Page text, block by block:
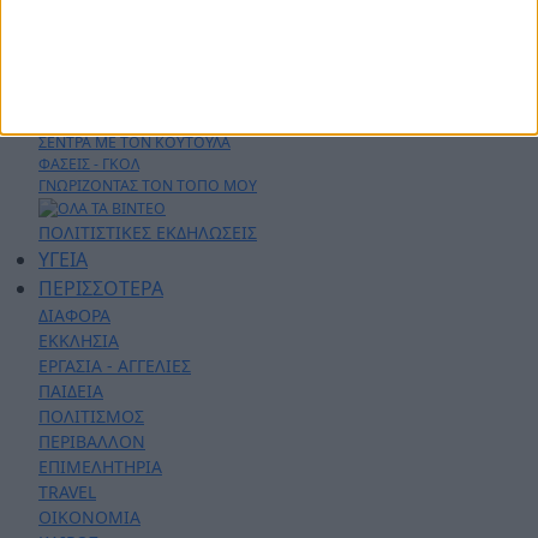
ΣΕΝΤΡΑ ΜΕ ΤΟΝ ΚΟΥΤΟΥΛΑ
ΦΑΣΕΙΣ - ΓΚΟΛ
ΓΝΩΡΙΖΟΝΤΑΣ ΤΟΝ ΤΟΠΟ ΜΟΥ
ΠΟΛΙΤΙΣΤΙΚΕΣ ΕΚΔΗΛΩΣΕΙΣ
ΥΓΕΙΑ
ΠΕΡΙΣΣΟΤΕΡΑ
ΔΙΑΦΟΡΑ
ΕΚΚΛΗΣΙΑ
ΕΡΓΑΣΙΑ - ΑΓΓΕΛΙΕΣ
ΠΑΙΔΕΙΑ
ΠΟΛΙΤΙΣΜΟΣ
ΠΕΡΙΒΑΛΛΟΝ
ΕΠΙΜΕΛΗΤΗΡΙΑ
TRAVEL
ΟΙΚΟΝΟΜΙΑ